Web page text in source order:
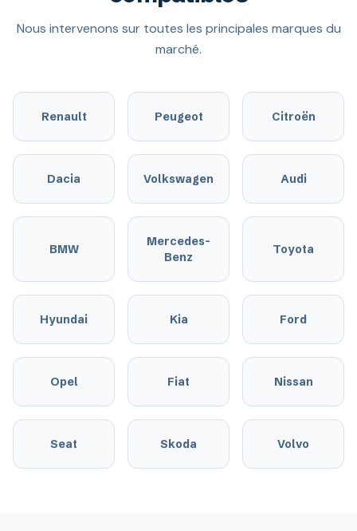
Nous intervenons sur toutes les principales marques du
marché.
Renault Peugeot Citroën
Dacia Volkswagen Audi
BMW
Mercedes-
Benz
Toyota
Hyundai Kia Ford
Opel Fiat Nissan
Seat Skoda Volvo